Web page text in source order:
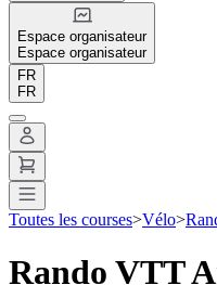
Espace organisateur
Espace organisateur
FR
FR
Toutes les courses>Vélo>
Rando VTT